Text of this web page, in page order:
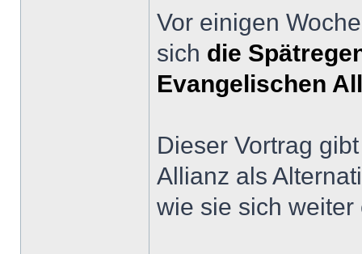
Vor einigen
sich die
Evangelischen
Dieser Vortrag
Allianz als
wie sie sich